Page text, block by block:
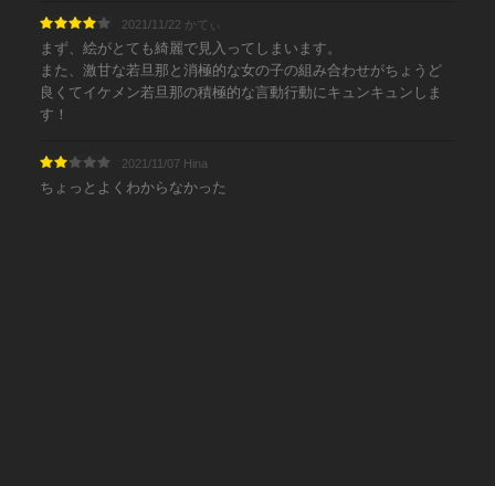
2021/11/22 かてぃ
まず、絵がとても綺麗で見入ってしまいます。
また、激甘な若旦那と消極的な女の子の組み合わせがちょうど
良くてイケメン若旦那の積極的な言動行動にキュンキュンしま
す！
2021/11/07 Hina
ちょっとよくわからなかった